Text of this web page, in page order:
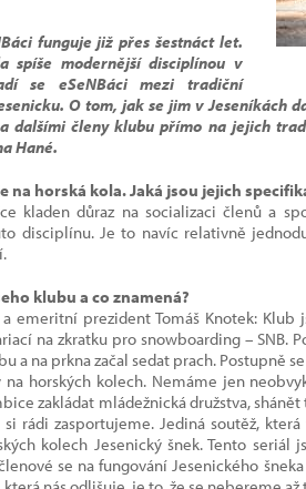
funguje již přes šestnáct let.
spíše modernější disciplínou v
se eSeNBáci mezi tradiční
O tom, jak se jim v Jeseníkách
dalšími členy klubu přímo na jejich
Hané.
na horská kola. Jaká jsou jejich
kladen důraz na socializaci členů a
disciplínu. Je to navíc relativně
klubu a co znamená?
emeritní prezident Tomáš Knotek:
na zkratku pro snowboarding –
a na prkna začal sedat prach. Postupně
na horských kolech. Nemáme jen
zakládat mládežnická družstva,
rádi zasportujeme. Jediná soutěž,
kolech Jesenický šnek. Tento
se na fungování Jesenického